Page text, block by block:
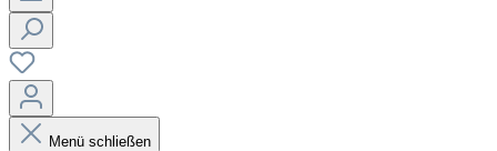
Menü schließen